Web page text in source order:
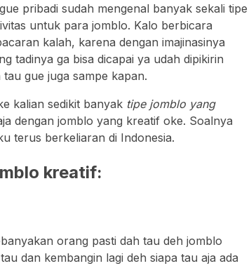
pribadi sudah mengenal banyak sekali tipe
untuk para jomblo. Kalo berbicara
kalah, karena dengan imajinasinya
tadinya ga bisa dicapai ya udah dipikirin
gue juga sampe kapan.
kalian sedikit banyak tipe jomblo yang
dengan jomblo yang kreatif oke. Soalnya
terus berkeliaran di Indonesia.
kreatif:
orang pasti dah tau deh jomblo
dan kembangin lagi deh siapa tau aja ada